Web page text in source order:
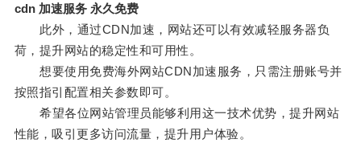
cdn 加速服务 永久免费
此外，通过CDN加速，网站还可以有效减轻服务器负
荷，提升网站的稳定性和可用性。
想要使用免费海外网站CDN加速服务，只需注册账号并
按照指引配置相关参数即可。
希望各位网站管理员能够利用这一技术优势，提升网站
性能，吸引更多访问流量，提升用户体验。